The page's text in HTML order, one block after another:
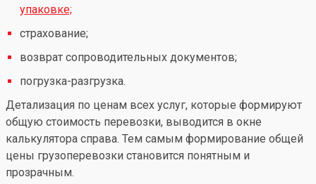
упаковке;
страхование;
возврат сопроводительных документов;
погрузка-разгрузка.
Детализация по ценам всех услуг, которые формируют
общую стоимость перевозки, выводится в окне
калькулятора справа. Тем самым формирование общей
цены грузоперевозки становится понятным и
прозрачным.